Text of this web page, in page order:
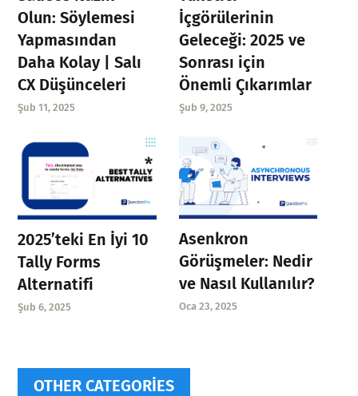
Olun: Söylemesi
Yapmasından
Daha Kolay | Salı
CX Düşünceleri
Şub 11, 2025
İçgörülerinin
Geleceği: 2025 ve
Sonrası için
Önemli Çıkarımlar
Şub 9, 2025
2025’teki En İyi 10
Tally Forms
Alternatifi
Şub 6, 2025
Asenkron
Görüşmeler: Nedir
ve Nasıl Kullanılır?
Oca 23, 2025
OTHER CATEGORIES